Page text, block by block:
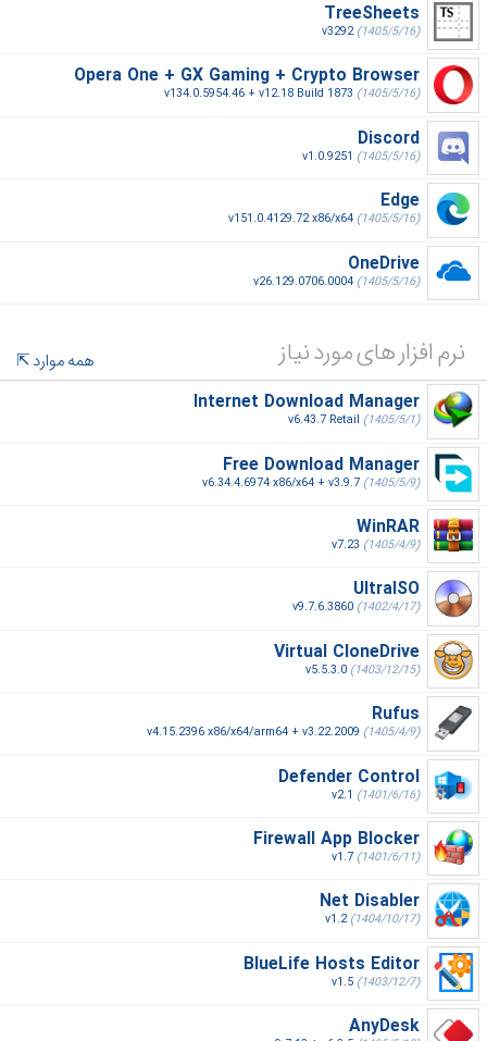
TreeSheets
v3292(1405/5/16)
Opera One + GX Gaming + Crypto Browser
v134.0.5954.46 + v12.18 Build 1873 (1405/5/16)
Discord
v1.0.9251 (1405/5/16)
Edge
v151.0.4129.72 x86/x64 (1405/5/16)
OneDrive
v26.129.0706.0004 (1405/5/16)
نرم افزار های مورد نیاز
همه موارد
Internet Download Manager
v6.43.7 Retail (1405/5/1)
Free Download Manager
v6.34.4.6974 x86/x64 + v3.9.7 (1405/5/9)
WinRAR
v7.23 (1405/4/9)
UltraISO
v9.7.6.3860 (1402/4/17)
Virtual CloneDrive
v5.5.3.0 (1403/12/15)
Rufus
v4.15.2396 x86/x64/arm64 + v3.22.2009 (1405/4/9)
Defender Control
v2.1 (1401/6/16)
Firewall App Blocker
v1.7 (1401/6/11)
Net Disabler
v1.2(1404/10/17)
BlueLife Hosts Editor
v1.5 (1403/12/7)
AnyDesk